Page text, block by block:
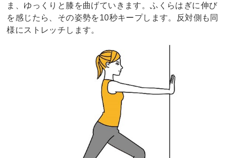
ま、ゆっくりと膝を曲げていきます。ふくらはぎに伸び
を感じたら、その姿勢を10秒キープします。反対側も同
様にストレッチします。